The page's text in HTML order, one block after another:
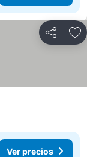
Compartir
Ver precios